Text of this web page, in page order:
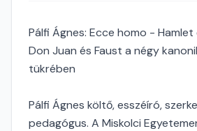
Pálfi Ágnes: Ecce homo -
Don Juan és Faust a négy
tükrében
Pálfi Ágnes költő, esszéíró,
pedagógus. A Miskolci